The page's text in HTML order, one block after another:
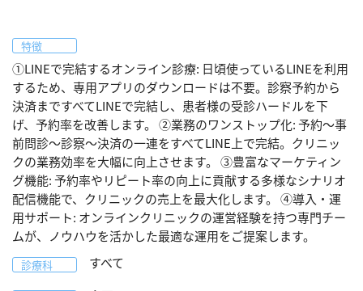
特徴
①LINEで完結するオンライン診療: 日頃使っているLINEを利用
するため、専用アプリのダウンロードは不要。診察予約から
決済まですべてLINEで完結し、患者様の受診ハードルを下
げ、予約率を改善します。 ②業務のワンストップ化: 予約〜事
前問診〜診察〜決済の一連をすべてLINE上で完結。クリニッ
クの業務効率を大幅に向上させます。 ③豊富なマーケティン
グ機能: 予約率やリピート率の向上に貢献する多様なシナリオ
配信機能で、クリニックの売上を最大化します。 ④導入・運
用サポート: オンラインクリニックの運営経験を持つ専門チー
ムが、ノウハウを活かした最適な運用をご提案します。
診療科 すべて